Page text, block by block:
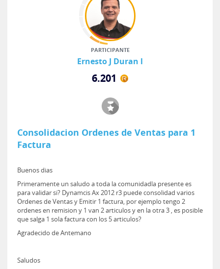
PARTICIPANTE
Ernesto J Duran l
6.201
Consolidacion Ordenes de Ventas para 1
Factura
Buenos dias
Primeramente un saludo a toda la comunidadla presente es
para validar si? Dynamcis Ax 2012 r3 puede consolidad varios
Ordenes de Ventas y Emitir 1 factura, por ejemplo tengo 2
ordenes en remision y 1 van 2 articulos y en la otra 3 , es posible
que salga 1 sola factura con los 5 articulos?
Agradecido de Antemano
Saludos